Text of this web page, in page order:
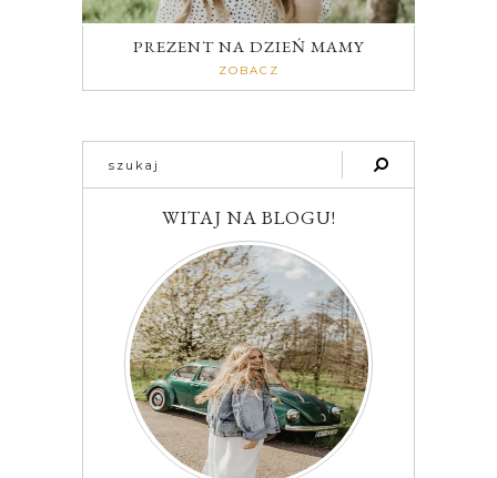
PREZENT NA DZIEŃ MAMY
ZOBACZ
WITAJ NA BLOGU!